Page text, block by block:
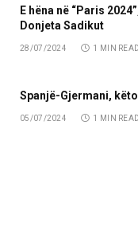
E hëna në “Paris
Donjeta Sadikut
28/07/2024 1 MIN READ
Spanjë-Gjermani,
05/07/2024 1 MIN READ